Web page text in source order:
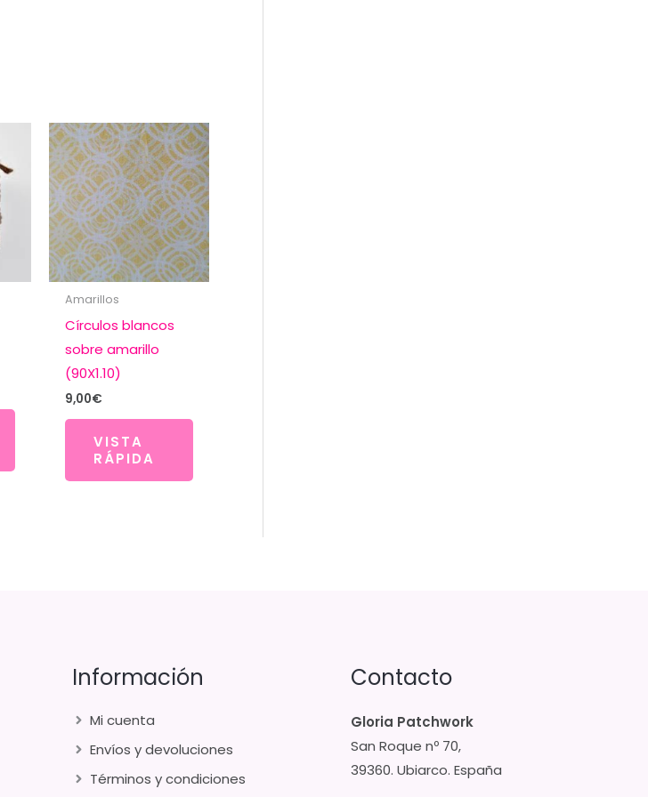
Amarillos
Círculos blancos
sobre amarillo
(90X1.10)
9,00€
VISTA
RÁPIDA
Información
Mi cuenta
Envíos y devoluciones
Términos y condiciones
Contacto
Gloria Patchwork
San Roque nº 70,
39360. Ubiarco. España